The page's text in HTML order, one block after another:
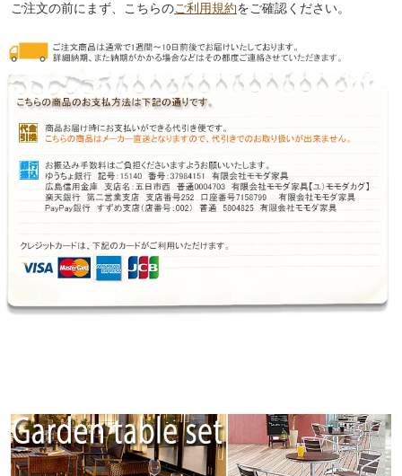
ご注文の前にまず、こちらのご利用規約をご確認ください。